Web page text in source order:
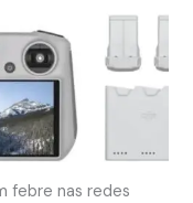
febre nas redes